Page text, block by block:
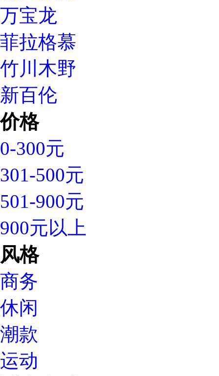
万宝龙
菲拉格慕
竹川木野
新百伦
价格
0-300元
301-500元
501-900元
900元以上
风格
商务
休闲
潮款
运动